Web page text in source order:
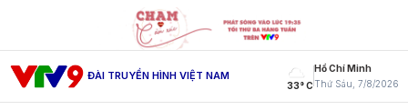
ĐÀI TRUYỀN HÌNH VIỆT NAM
33° C
Hồ Chí Minh
Thứ Sáu, 7/8/2026